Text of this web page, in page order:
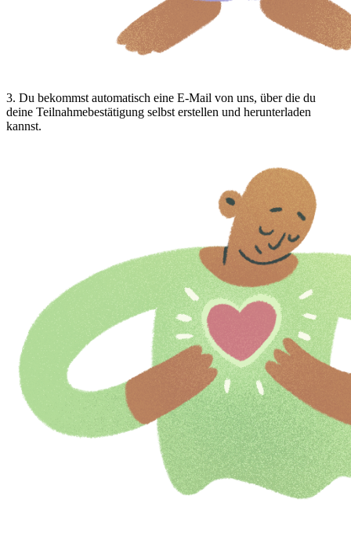
3. Du bekommst automatisch eine E-Mail von uns, über die du
deine Teilnahmebestätigung selbst erstellen und herunterladen
kannst.